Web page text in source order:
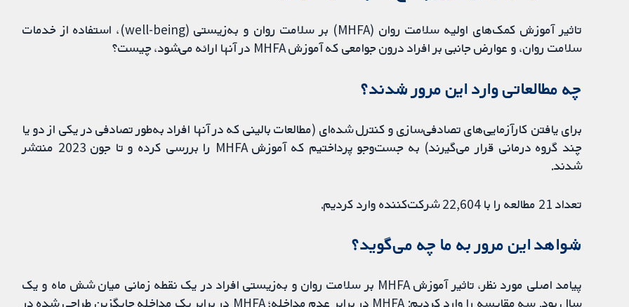
تاثیر آموزش کمک‌های اولیه سلامت روان (MHFA) بر سلامت روان و به‌زیستی (well-being)، استفاده از خدمات
سلامت روان، و عوارض جانبی بر افراد درون جوامعی که آموزش MHFA در آنها ارائه می‌شود، چیست؟
چه مطالعاتی وارد این مرور شدند؟
برای یافتن کارآزمایی‌های تصادفی‌سازی و کنترل شده‌ای (مطالعات بالینی که در آنها افراد به‌طور تصادفی در یکی از دو یا
چند گروه درمانی قرار می‌گیرند) به جست‌وجو پرداختیم که آموزش MHFA را بررسی کرده و تا جون 2023 منتشر
شدند.
تعداد 21 مطالعه را با 22,604 شرکت‌کننده وارد کردیم.
شواهد این مرور به ما چه می‌گوید؟
پیامد اصلی مورد نظر، تاثیر آموزش MHFA بر سلامت روان و به‌زیستی افراد در یک نقطه زمانی میان شش ماه و یک
سال بود. سه مقایسه را وارد کردیم: MHFA در برابر عدم مداخله؛ MHFA در برابر یک مداخله جایگزین طراحی شده در